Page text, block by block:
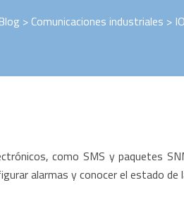
>Comunicaciones industriales >
como SMS y paquetes
alarmas y conocer el estado de